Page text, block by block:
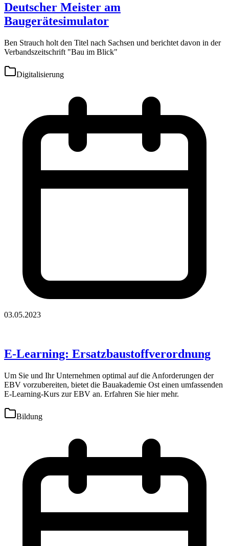
Deutscher Meister am
Baugerätesimulator
Ben Strauch holt den Titel nach Sachsen und berichtet davon in der
Verbandszeitschrift "Bau im Blick"
Digitalisierung
03.05.2023
E-Learning: Ersatzbaustoffverordnung
Um Sie und Ihr Unternehmen optimal auf die Anforderungen der
EBV vorzubereiten, bietet die Bauakademie Ost einen umfassenden
E-Learning-Kurs zur EBV an. Erfahren Sie hier mehr.
Bildung